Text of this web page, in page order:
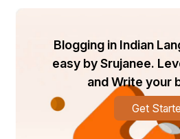
खिलाफ़ अपना तीसरा बड़ा आंदोलन छेड़ने
1942 की शाम को मुंब‌‌ई में कांग्रेस सरकार के एक सत्र के दौरान अंग्रेजो
भारत छोड़ो प्रस्ताव रखा गया।इस
गिरफ्तारी हुई और अंग्रेजी सरकार ने भी
सख्त रवैया अपनाया।
Blogging in Indian
easy by Srujanee.
and Write your
Get